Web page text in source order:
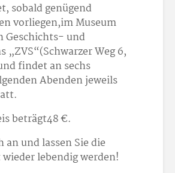
sobald genügend
vorliegen,im Museum
Geschichts- und
„ZVS“(Schwarzer Weg 6,
findet an sechs
Abenden jeweils
beträgt48 €.
an und lassen Sie die
lebendig werden!